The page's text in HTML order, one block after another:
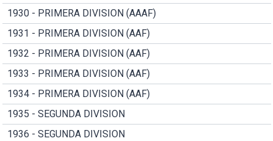
1930 - PRIMERA DIVISION (AAAF)
1931 - PRIMERA DIVISION (AAF)
1932 - PRIMERA DIVISION (AAF)
1933 - PRIMERA DIVISION (AAF)
1934 - PRIMERA DIVISION (AAF)
1935 - SEGUNDA DIVISION
1936 - SEGUNDA DIVISION